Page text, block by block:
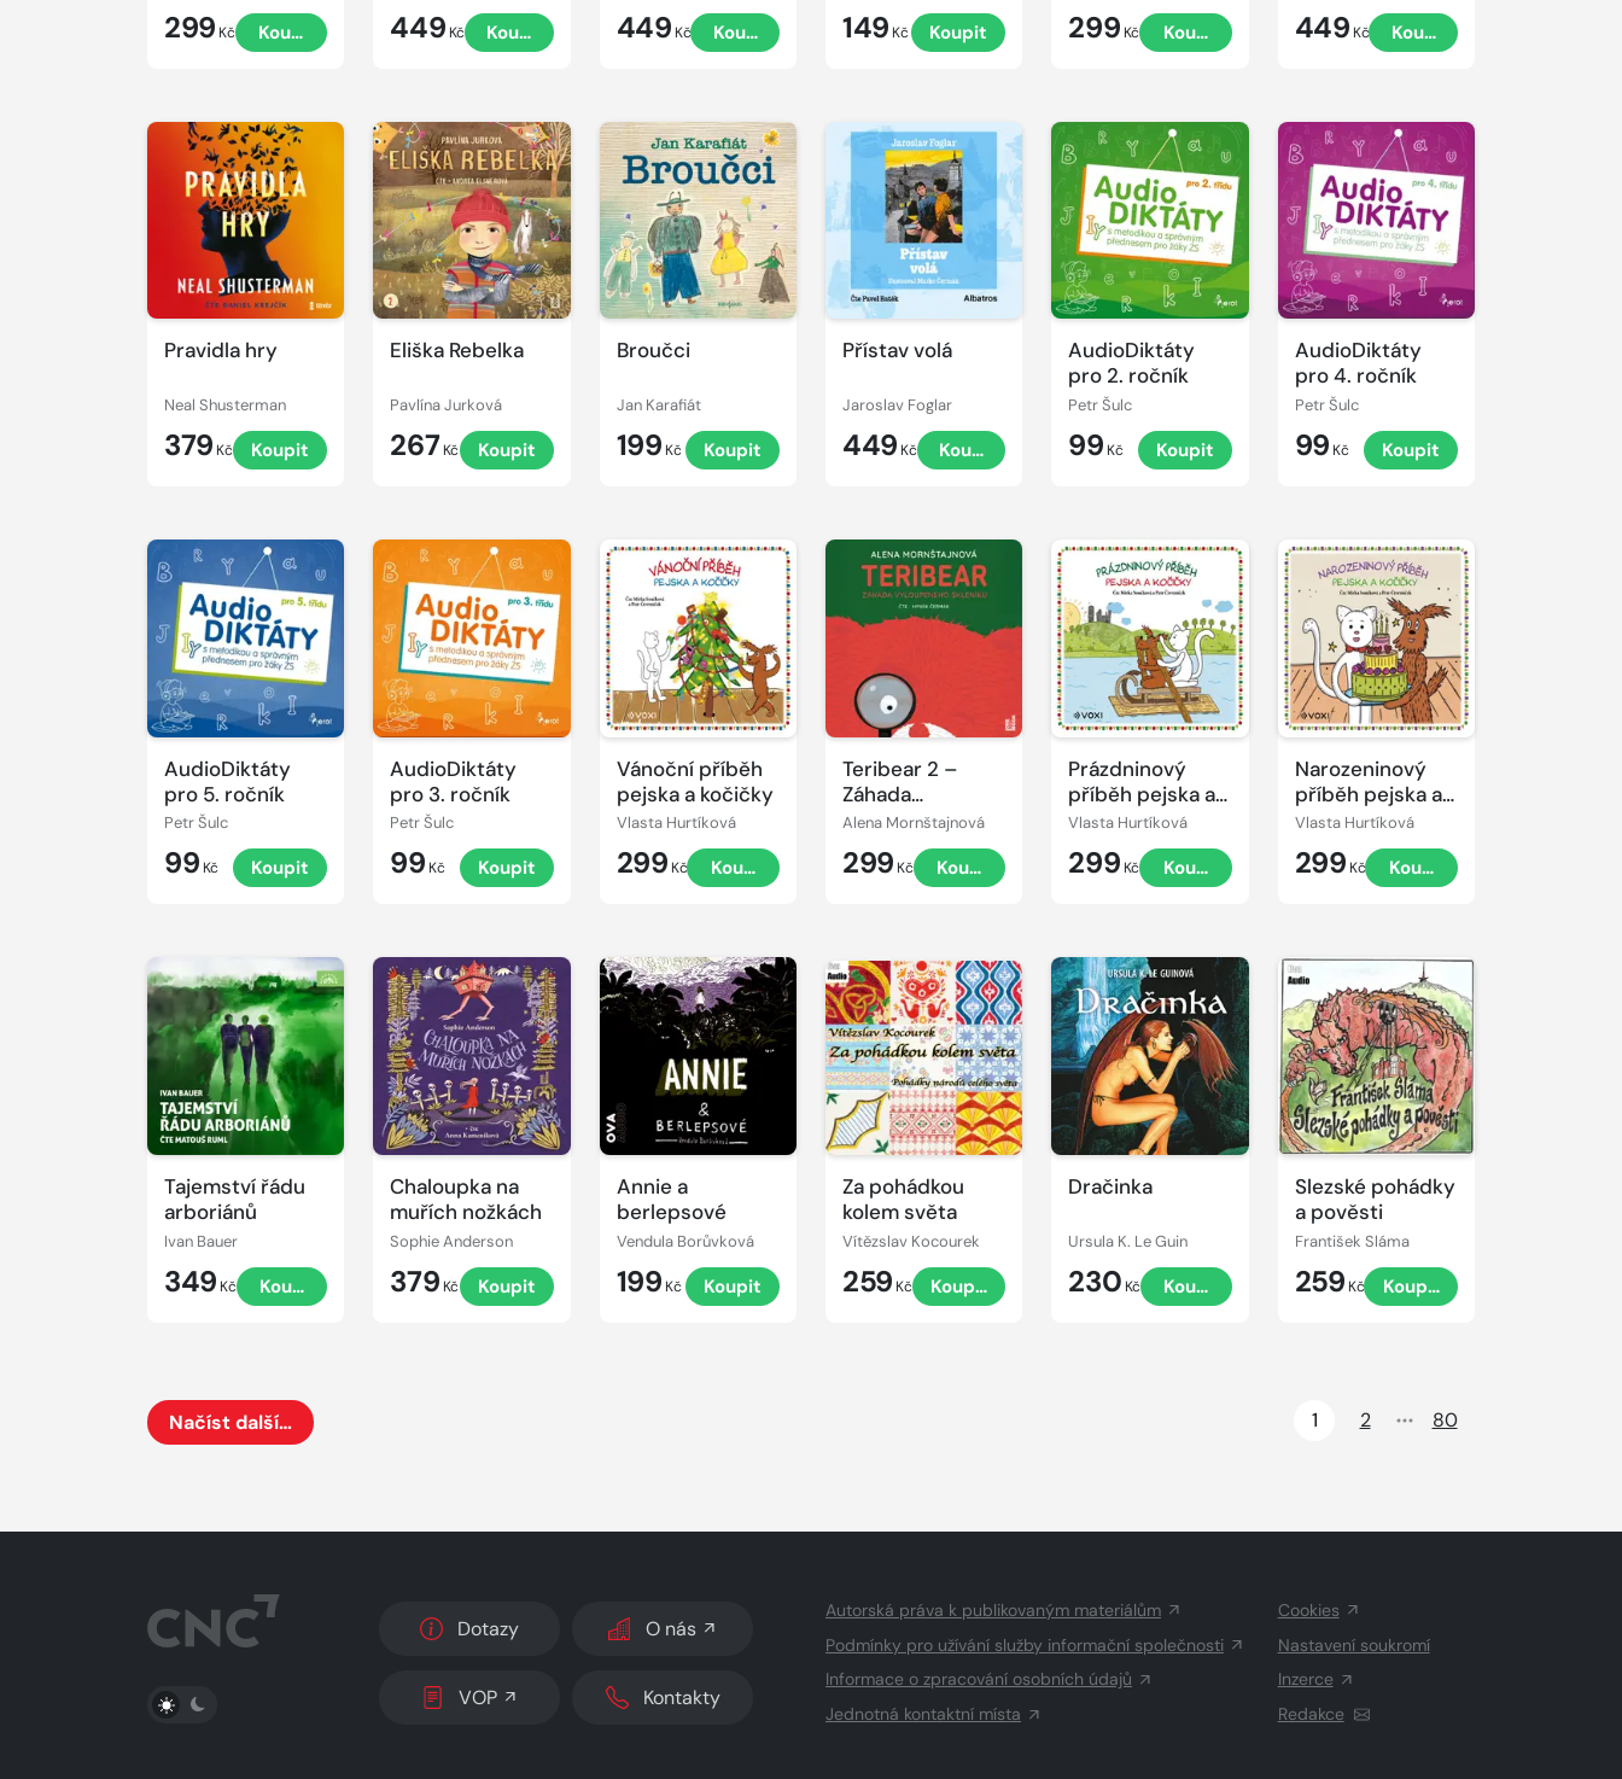
299 Kč Koupit 449 Kč Koupit 449 Kč Koupit 149 Kč Koupit 299 Kč Koupit 449 Kč Koupit
Pravidla hry
Neal Shusterman
379 Kč Koupit
Přehrát
ukázku
Eliška Rebelka
Pavlína Jurková
267 Kč Koupit
Přehrát
ukázku
Broučci
Jan Karafiát
199 Kč Koupit
Přehrát
ukázku
Přístav volá
Jaroslav Foglar
449 Kč Koupit
Přehrát
ukázku
AudioDiktáty
pro 2. ročník
Petr Šulc
99 Kč Koupit
Přehrát
ukázku
AudioDiktáty
pro 4. ročník
Petr Šulc
99 Kč Koupit
AudioDiktáty
pro 5. ročník
Petr Šulc
99 Kč Koupit
Přehrát
ukázku
AudioDiktáty
pro 3. ročník
Petr Šulc
99 Kč Koupit
Přehrát
ukázku
Vánoční příběh
pejska a kočičky
Vlasta Hurtíková
299 Kč Koupit
Přehrát
ukázku
Teribear 2 –
Záhada
vyloupeného
Alena Mornštajnová
299 Kč Koupit
Přehrát
ukázku
Prázdninový
příběh pejska a
kočičky
Vlasta Hurtíková
299 Kč Koupit
Přehrát
ukázku
Narozeninový
příběh pejska a
kočičky
Vlasta Hurtíková
299 Kč Koupit
Tajemství řádu
arboriánů
Ivan Bauer
349 Kč Koupit
Přehrát
ukázku
Chaloupka na
muřích nožkách
Sophie Anderson
379 Kč Koupit
Přehrát
ukázku
Annie a
berlepsové
Vendula Borůvková
199 Kč Koupit
Přehrát
ukázku
Za pohádkou
kolem světa
Vítězslav Kocourek
259 Kč Koupit
Přehrát
ukázku
Dračinka
Ursula K. Le Guin
230 Kč Koupit
Přehrát
ukázku
Slezské pohádky
a pověsti
František Sláma
259 Kč Koupit
Načíst další…
1 2 80
PŘEPNOUT SVĚTLÝ/TMAVÝ REŽIM
Dotazy O nás
VOP Kontakty
Autorská práva k publikovaným materiálům
Podmínky pro užívání služby informační společnosti
Informace o zpracování osobních údajů
Jednotná kontaktní místa
Cookies
Nastavení soukromí
Inzerce
Redakce